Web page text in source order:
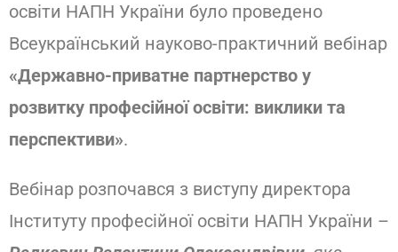
освіти НАПН України було проведено
Всеукраїнський науково-практичний вебінар
«Державно-приватне партнерство у
розвитку професійної освіти: виклики та
перспективи».
Вебінар розпочався з виступу директора
Інституту професійної освіти НАПН України –